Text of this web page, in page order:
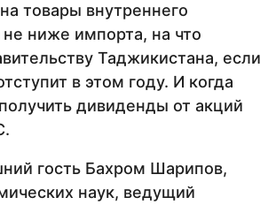
товары внутреннего
не ниже импорта, на что
Таджикистана, если
в этом году. И когда
дивиденды от акций
гость Бахром Шарипов,
наук, ведущий